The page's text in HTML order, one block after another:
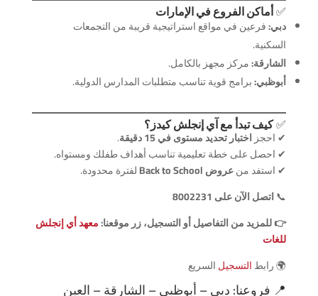
✅أماكن الفروع في الإمارات
دبي:فرعين في مواقع استراتيجية قريبة من التجمعات
السكنية.
الشارقة:مركز مجهز بالكامل.
أبوظبي:برامج قوية تناسب متطلبات المدارس الدولية.
✅كيف تبدأ مع آي إنجلش كيدز؟
✔ احجزاختبار تحديد مستوى في 15 دقيقة
.
✔ احصل على خطة تعليمية تناسب أهداف طفلك ومستواه.
✔ استفد منعروض Back to School
لفترة محدودة.
📞اتصل الآن على 8002231
👉 للمزيد من التفاصيل أو التسجيل، زر موقعنا:معهد أي إنجلش
للغات
🌍 رابطالتسجيلالسريع
📍 فروعنا: دبي – أبوظبي – الشارقة – العين